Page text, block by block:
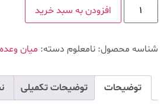
افزودن به سبد خرید
شناسه محصول: نامعلوم دسته: میان وعده
توضیحات توضیحات تکمیلی